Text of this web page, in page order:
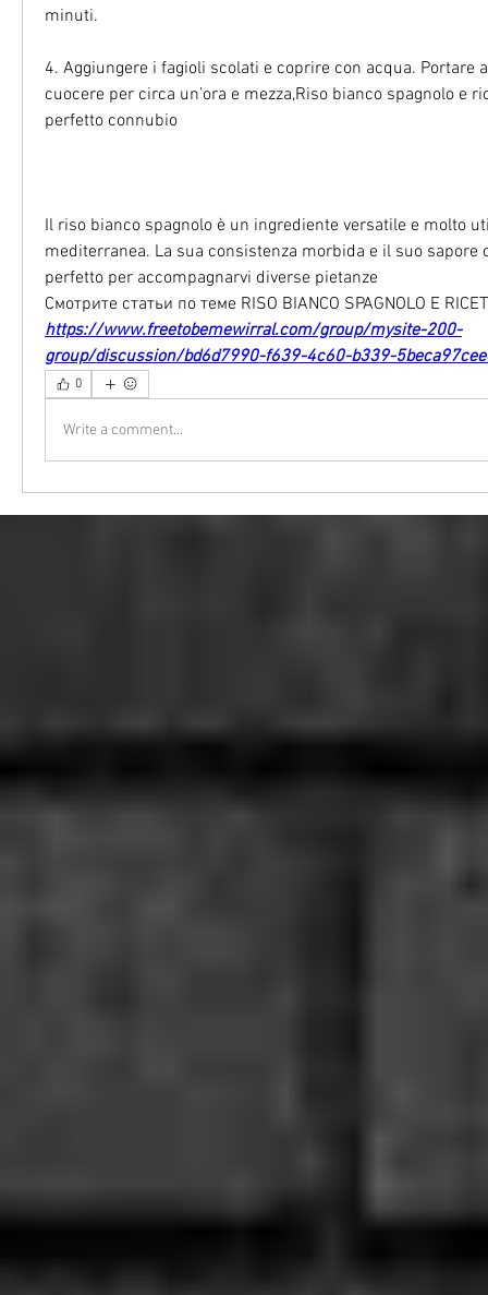
minuti.
4. Aggiungere i fagioli scolati e coprire con acqua. Portare
cuocere per circa un’ora e mezza,Riso bianco spagnolo e
perfetto connubio
Il riso bianco spagnolo è un ingrediente versatile e molto
mediterranea. La sua consistenza morbida e il suo sapore
perfetto per accompagnarvi diverse pietanze
Смотрите статьи по теме RISO BIANCO SPAGNOLO E
https://www.freetobemewirral.com/group/mysite-200-
group/discussion/bd6d7990-f639-4c60-b339-
0
Write a comment...